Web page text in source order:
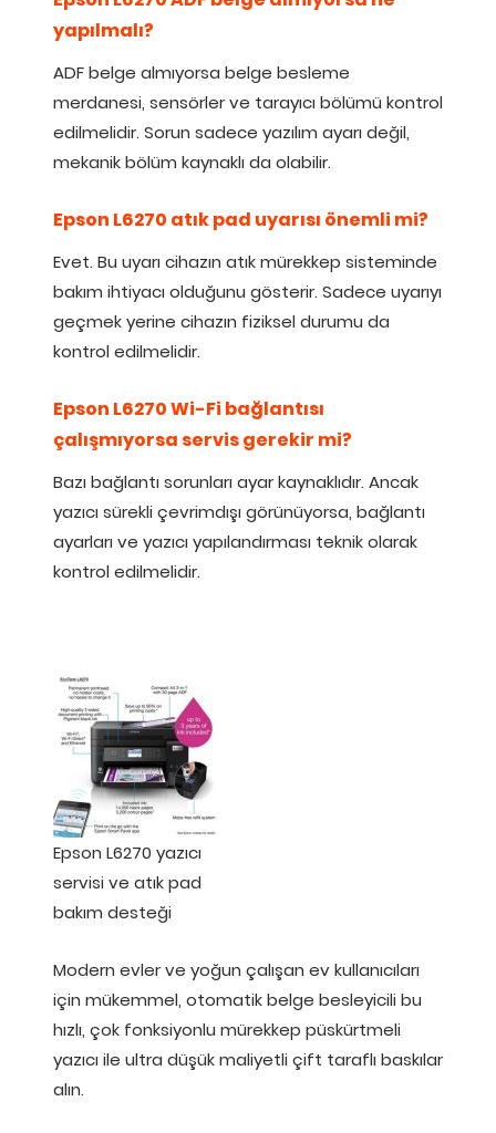
yapılmalı?
ADF belge almıyorsa belge besleme
merdanesi, sensörler ve tarayıcı bölümü kontrol
edilmelidir. Sorun sadece yazılım ayarı değil,
mekanik bölüm kaynaklı da olabilir.
Epson L6270 atık pad uyarısı önemli mi?
Evet. Bu uyarı cihazın atık mürekkep sisteminde
bakım ihtiyacı olduğunu gösterir. Sadece uyarıyı
geçmek yerine cihazın fiziksel durumu da
kontrol edilmelidir.
Epson L6270 Wi-Fi bağlantısı
çalışmıyorsa servis gerekir mi?
Bazı bağlantı sorunları ayar kaynaklıdır. Ancak
yazıcı sürekli çevrimdışı görünüyorsa, bağlantı
ayarları ve yazıcı yapılandırması teknik olarak
kontrol edilmelidir.
Epson L6270 yazıcı
servisi ve atık pad
bakım desteği
Modern evler ve yoğun çalışan ev kullanıcıları
için mükemmel, otomatik belge besleyicili bu
hızlı, çok fonksiyonlu mürekkep püskürtmeli
yazıcı ile ultra düşük maliyetli çift taraflı baskılar
alın.